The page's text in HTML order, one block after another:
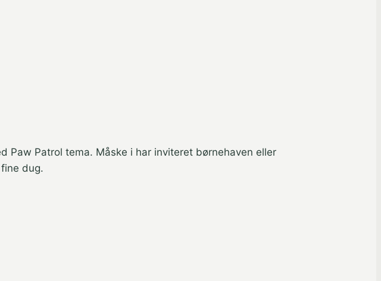
Paw Patrol tema. Måske i har inviteret børnehaven eller
dug.